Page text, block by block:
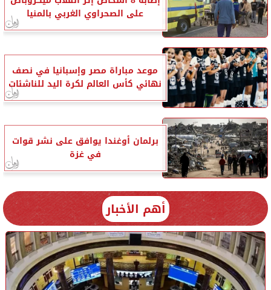
على الصحراوي الغربي بالمنيا
موعد مباراة مصر وإسبانيا في نصف
نهائي كأس العالم لكرة اليد للناشئات
برلمان أوغندا يوافق على نشر قوات
في غزة
أهم الأخبار